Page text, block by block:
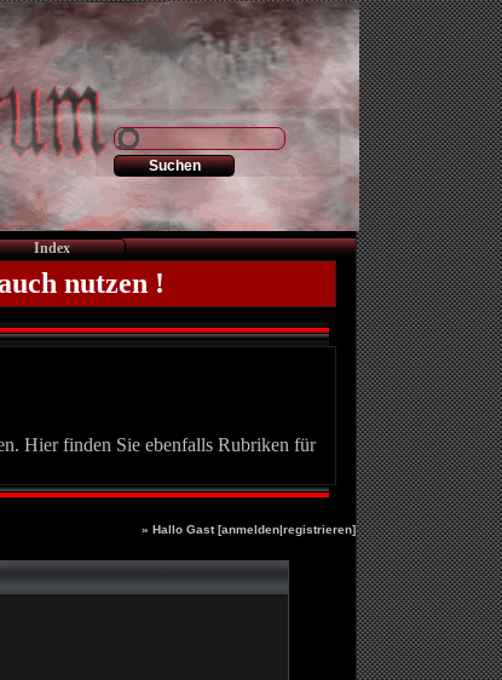
Index
nutzen !
Hier finden Sie ebenfalls Rubriken für
» Hallo Gast [anmelden|registrieren]